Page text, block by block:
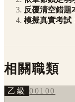
反覆清空錯題
模擬真實考試
相關職類
乙級 00100